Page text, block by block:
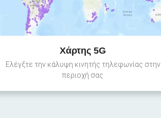
Χάρτης 5G
Ελέγξτε την κάλυψη κινητής τηλεφωνίας στην
περιοχή σας